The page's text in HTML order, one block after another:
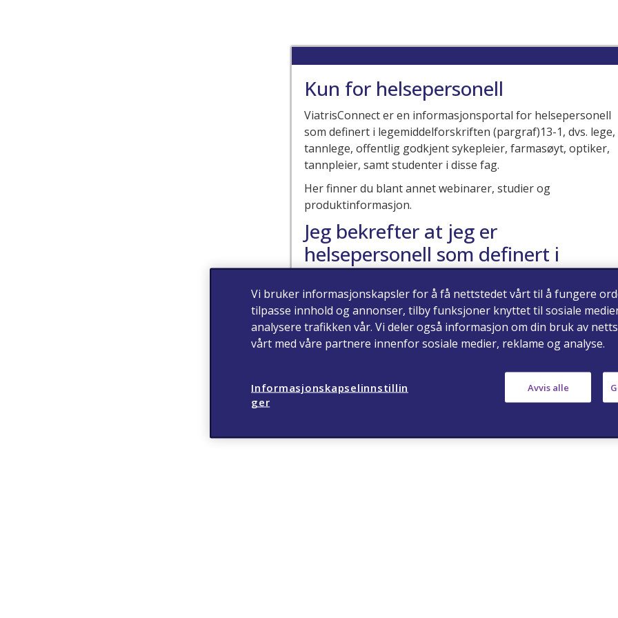
Kun for helsepersonell
ViatrisConnect er en informasjonsportal for helsepersonell
som definert i legemiddelforskriften (pargraf)13-1, dvs. lege,
tannlege, offentlig godkjent sykepleier, farmasøyt, optiker,
tannpleier, samt studenter i disse fag.
Her finner du blant annet webinarer, studier og
produktinformasjon.
Jeg bekrefter at jeg er
helsepersonell som definert i
legemiddelforskriften (paragraf)
13-1
Vi bruker informasjonskapsler for å få nettstedet vårt til å fungere
tilpasse innhold og annonser, tilby funksjoner knyttet til sosiale
analysere trafikken vår. Vi deler også informasjon om din bruk av
vårt med våre partnere innenfor sosiale medier, reklame og analyse.
Informasjonskapselinnstillin
ger
Avvis alle